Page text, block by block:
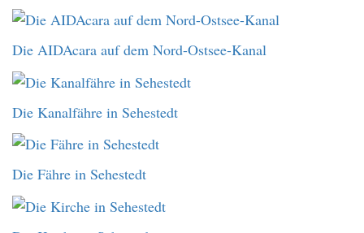
Die AIDAcara auf dem Nord-Ostsee-Kanal
Die Kanalfähre in Sehestedt
Die Fähre in Sehestedt